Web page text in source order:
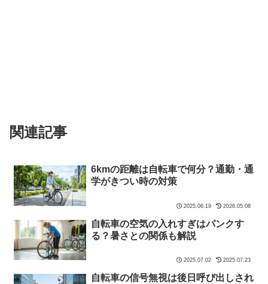
関連記事
6kmの距離は自転車で何分？通勤・通
学がきつい時の対策
2025.06.19 2026.05.08
自転車の空気の入れすぎはパンクす
る？暑さとの関係も解説
2025.07.02 2025.07.23
自転車の信号無視は後日呼び出しされ